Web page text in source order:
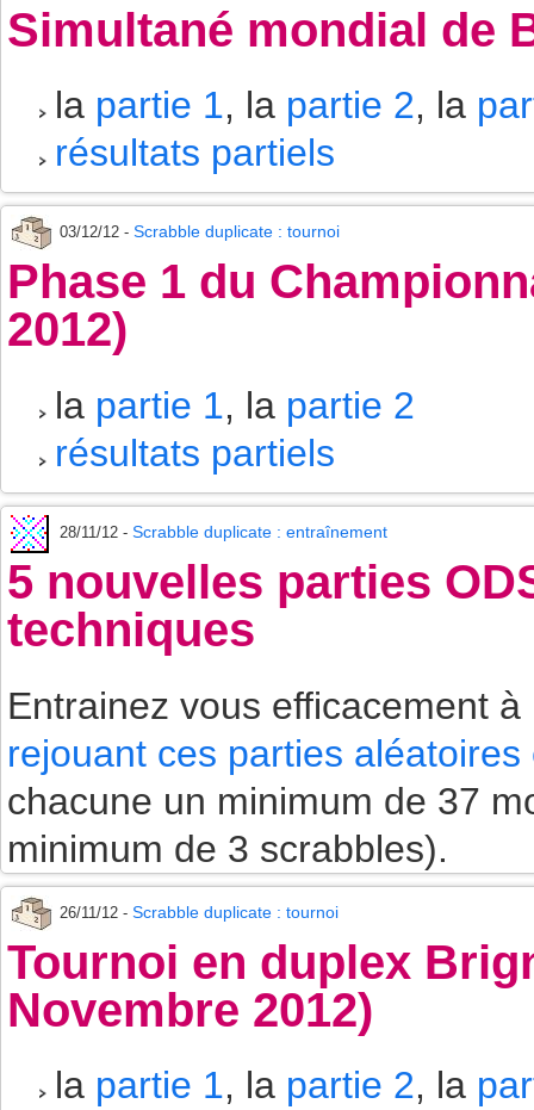
Simultané mondial de
la partie 1, la partie 2, la
résultats partiels
03/12/12 - Scrabble duplicate : tournoi
Phase 1 du
2012)
la partie 1, la partie 2
résultats partiels
28/11/12 - Scrabble duplicate : entraînement
5 nouvelles parties
techniques
Entrainez vous efficacement
rejouant ces parties
chacune un minimum de 37
minimum de 3 scrabbles).
26/11/12 - Scrabble duplicate : tournoi
Tournoi en duplex
Novembre 2012)
la partie 1, la partie 2, la